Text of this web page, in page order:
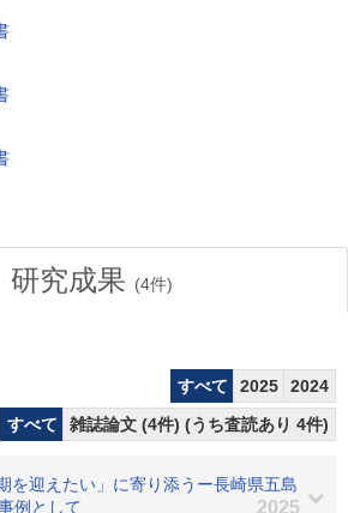
研究成果 (4件)
すべて 2025
2024
すべて
雑誌論文 (4件) (うち査読あり 4件)
を迎えたい」に寄り添うー長崎県五島
例として
2025